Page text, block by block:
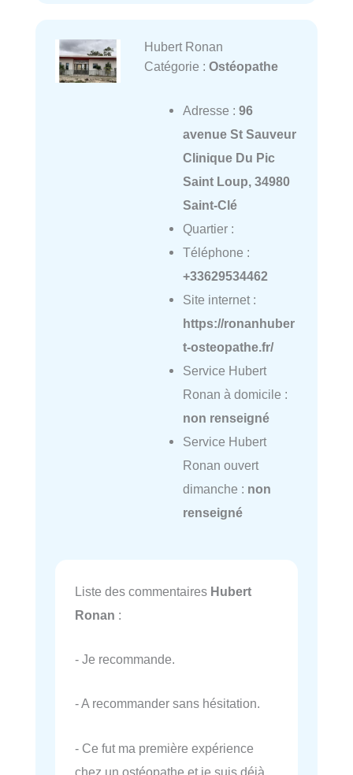
Hubert Ronan
Catégorie : Ostéopathe
Adresse : 96
avenue St Sauveur
Clinique Du Pic
Saint Loup, 34980
Saint-Clé
Quartier :
Téléphone :
+33629534462
Site internet :
https://ronanhuber
t-osteopathe.fr/
Service Hubert
Ronan à domicile :
non renseigné
Service Hubert
Ronan ouvert
dimanche : non
renseigné
Liste des commentaires Hubert
Ronan :
- Je recommande.
- A recommander sans hésitation.
- Ce fut ma première expérience
chez un ostéopathe et je suis déjà